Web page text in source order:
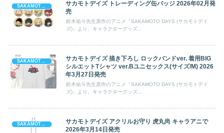
SAKAMOTO DAYS (サカモト デイズ)
サカモトデイズ トレーディング缶バッジ 2026年02月発
売
鈴木祐斗先生原作のアニメ「SAKAMOTO DAYS (サカモトデイ
ズ)」より、キャラクターグッズ...
SAKAMOTO DAYS (サカモト デイズ)
サカモトデイズ 描き下ろし ロックバンドver. 着用BIG
シルエットTシャツ ver.Bユニセックス(サイズ/M) 2026
年3月27日発売
鈴木祐斗先生原作のアニメ「SAKAMOTO DAYS (サカモトデイ
ズ)」より、キャラクターグッズ...
SAKAMOTO DAYS (サカモト デイズ)
サカモトデイズ アクリルお守り 虎丸尚 キャラアニで
2026年3月14日発売